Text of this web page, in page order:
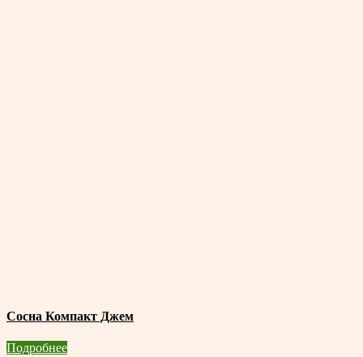
Сосна Компакт Джем
Подробнее